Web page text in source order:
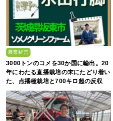
農業経営
3000トンのコメを30か国に輸出。20
年にわたる直播栽培の末にたどり着い
た、点播種栽培と700キロ超の反収